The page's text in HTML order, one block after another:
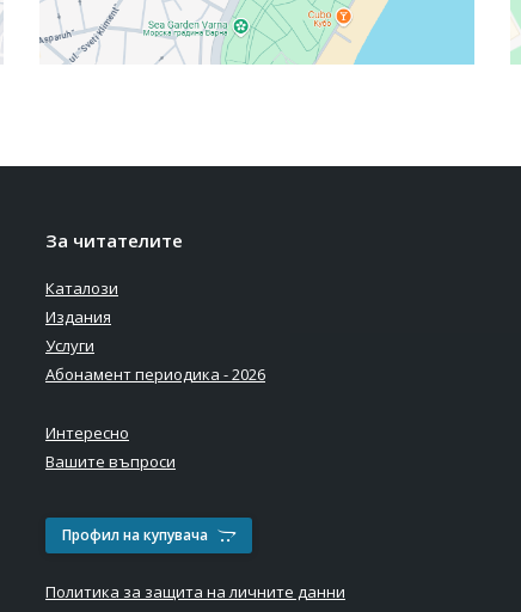
зад Летния театър
За читателите
Каталози
Издания
Услуги
Абонамент периодика - 2026
Интересно
Вашите въпроси
Профил на купувача
Политика за защита на личните данни